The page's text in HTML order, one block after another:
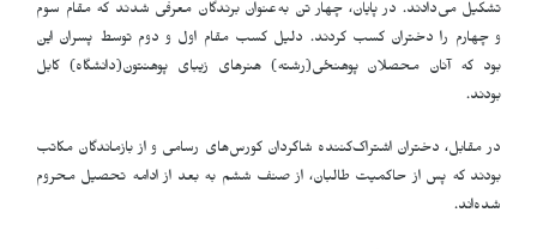
تشکیل می‌دادند. در پایان، چهار تن به‌عنوان برندگان معرفی شدند که مقام سوم
و چهارم را دختران کسب کردند. دلیل کسب مقام اول و دوم توسط پسران این
بود که آنان محصلان پوهنځی(رشته) هنرهای زیبای پوهنتون(دانشگاه) کابل
بودند.
در مقابل، دختران اشتراک‌کننده شاگردان کورس‌های رسامی و از بازماندگان مکاتب
بودند که پس از حاکمیت طالبان، از صنف ششم به بعد از ادامه تحصیل محروم
شده‌اند.